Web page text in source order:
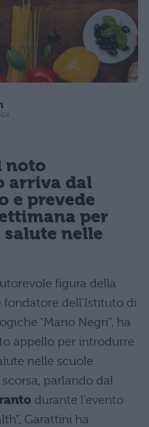
noto
arriva dal
e prevede
per
nelle
figura della
dell’Istituto di
“Mario Negri”, ha
appello per introdurre
nelle scuole
parlando dal
durante l’evento
Garattini ha